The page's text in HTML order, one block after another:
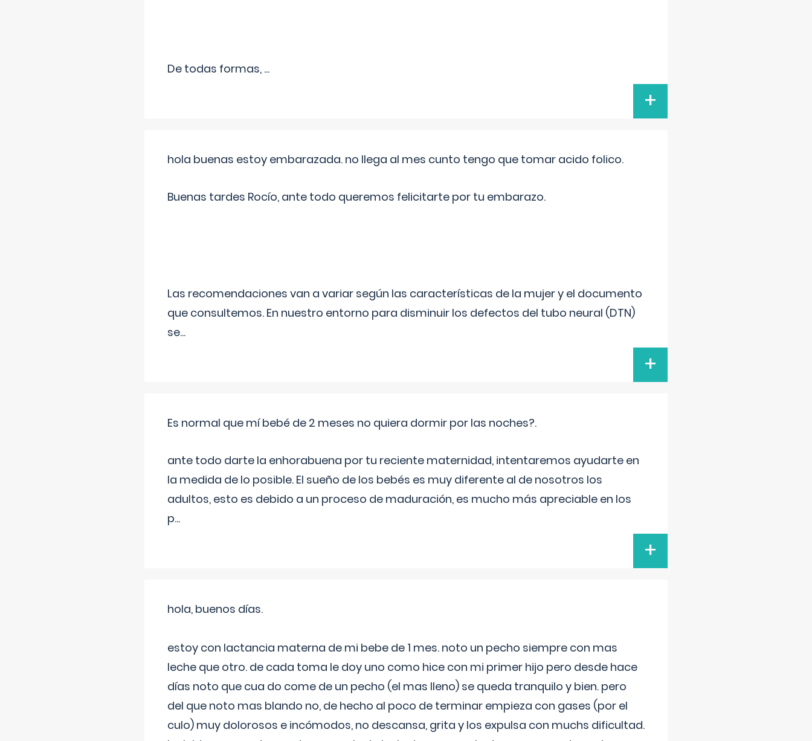
De todas formas, ...
+
hola buenas estoy embarazada. no llega al mes cunto tengo que tomar acido folico.
Buenas tardes Rocío, ante todo queremos felicitarte por tu embarazo.
Las recomendaciones van a variar según las características de la mujer y el documento
que consultemos. En nuestro entorno para disminuir los defectos del tubo neural (DTN)
se...
+
Es normal que mí bebé de 2 meses no quiera dormir por las noches?.
ante todo darte la enhorabuena por tu reciente maternidad, intentaremos ayudarte en
la medida de lo posible. El sueño de los bebés es muy diferente al de nosotros los
adultos, esto es debido a un proceso de maduración, es mucho más apreciable en los
p...
+
hola, buenos días.
estoy con lactancia materna de mi bebe de 1 mes. noto un pecho siempre con mas
leche que otro. de cada toma le doy uno como hice con mi primer hijo pero desde hace
días noto que cua do come de un pecho (el mas lleno) se queda tranquilo y bien. pero
del que noto mas blando no, de hecho al poco de terminar empieza con gases (por el
culo) muy dolorosos e incómodos, no descansa, grita y los expulsa con muchs dificultad.